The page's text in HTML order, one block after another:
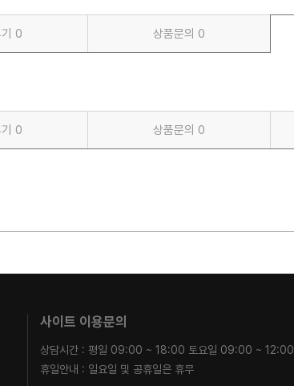
0 상품문의 0
0 상품문의 0
사이트 이용문의
상담시간 : 평일 09:00 ~ 18:00 토요일 09:00 ~ 12:00
휴일안내 : 일요일 및 공휴일은 휴무